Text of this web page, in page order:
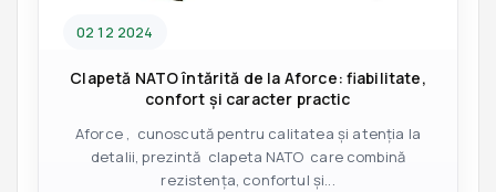
02 12 2024
Clapetă NATO întărită de la Aforce: fiabilitate,
confort și caracter practic
Aforce , cunoscută pentru calitatea și atenția la
detalii, prezintă clapeta NATO care combină
rezistența, confortul și...